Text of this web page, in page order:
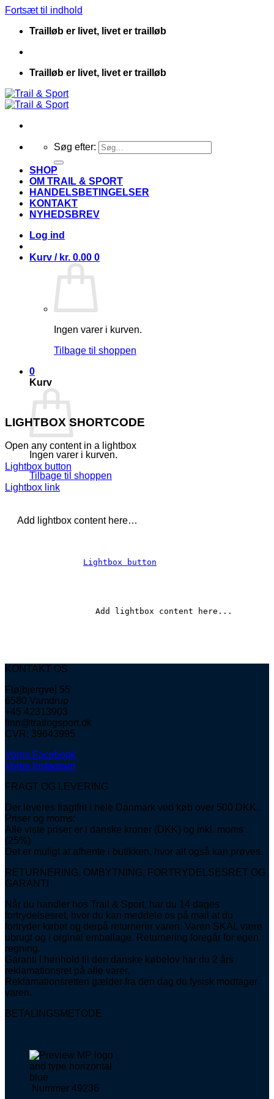
Fortsæt til indhold
Trailløb er livet, livet er trailløb
Trailløb er livet, livet er trailløb
Søg efter:
SHOP
OM TRAIL & SPORT
HANDELSBETINGELSER
KONTAKT
NYHEDSBREV
Log ind
Kurv / kr. 0.00 0
Ingen varer i kurven.
Tilbage til shoppen
0
Kurv
Ingen varer i kurven.
Tilbage til shoppen
LIGHTBOX SHORTCODE
Open any content in a lightbox
Lightbox button
Lightbox link
Add lightbox content here…
Lightbox button
KONTAKT OS
Fløjbjergvej 55
6580 Vamdrup
+45 42313903
finn@trailogsport.dk
CVR: 39643995
Vores Facebook
Vores Instagram
FRAGT OG LEVERING
Der leveres fragtfrit i hele Danmark ved køb over 500 DKK.
Priser og moms:
Alle viste priser er i danske kroner (DKK) og inkl. moms
(25%)
Det er muligt at afhente i butikken, hvor alt også kan prøves.
RETURNERING, OMBYTNING, FORTRYDELSESRET OG
GARANTI
Når du handler hos Trail & Sport, har du 14 dages
fortrydelsesret, hvor du kan meddele os på mail at du
fortryder købet og derpå returnerer varen. Varen SKAL være
ubrugt og i orginal emballage. Returnering foregår for egen
regning.
Garanti I henhold til den danske købelov har du 2 års
reklamationsret på alle varer.
Reklamationsretten gælder fra den dag du fysisk modtager
varen.
BETALINGSMETODE
Nummer 49236